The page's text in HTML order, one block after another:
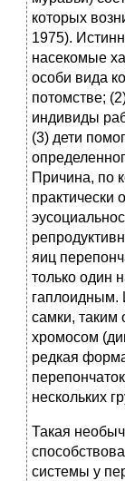
которых
1975).
насекомые
особи вида
потомстве;
индивиды
(3) дети
Причина, по
практически
яиц
только один
гаплоидным.
самки, таким
хромосом
редкая
нескольких
Такая
системы у